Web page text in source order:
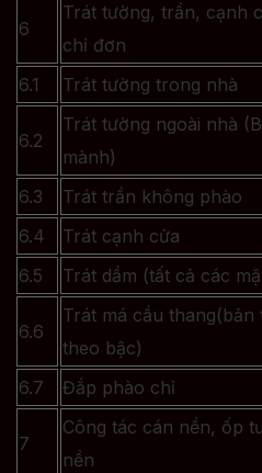
6
Trát tường, trần, cạnh
chỉ đơn
6.1 Trát tường trong nhà
6.2
Trát tường ngoài nhà
mành)
6.3 Trát trần không phào
6.4
Trát cạnh cửa
6.5
Trát dầm (tất cả các
6.6
Trát má cầu thang(bản
theo bậc)
6.7 Đắp phào chỉ
7
Công tác cán nền, ốp
nền